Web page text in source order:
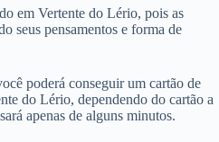
em Vertente do Lério, pois as
seus pensamentos e forma de
poderá conseguir um cartão de
do Lério, dependendo do cartão a
apenas de alguns minutos.